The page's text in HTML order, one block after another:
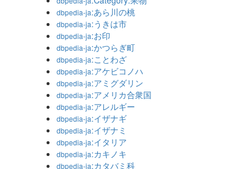
dbpedia-ja:あら川の桃
dbpedia-ja:うきは市
dbpedia-ja:お印
dbpedia-ja:かつらぎ町
dbpedia-ja:ことわざ
dbpedia-ja:アケビコノハ
dbpedia-ja:アミグダリン
dbpedia-ja:アメリカ合衆国
dbpedia-ja:アレルギー
dbpedia-ja:イザナギ
dbpedia-ja:イザナミ
dbpedia-ja:イタリア
dbpedia-ja:カキノキ
dbpedia-ja:カタバミ科